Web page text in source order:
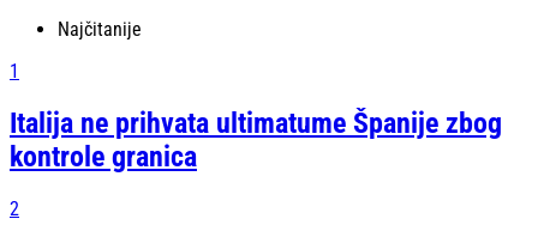
Najčitanije
1
Italija ne prihvata ultimatume Španije zbog
kontrole granica
2